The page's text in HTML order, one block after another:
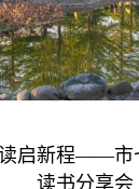
启新程——市
读书分享会